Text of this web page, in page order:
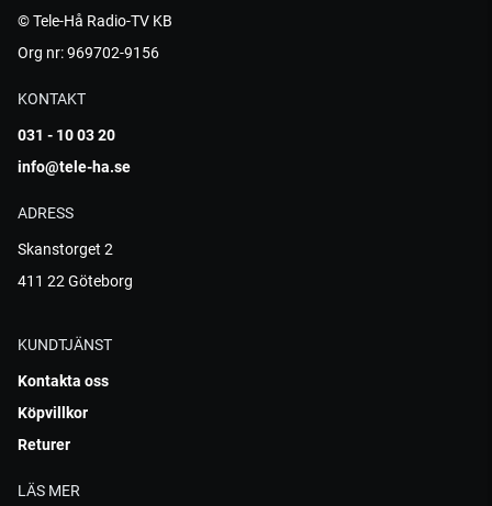
© Tele-Hå Radio-TV KB
Org nr: 969702-9156
KONTAKT
031 - 10 03 20
info@tele-ha.se
ADRESS
Skanstorget 2
411 22 Göteborg
KUNDTJÄNST
Kontakta oss
Köpvillkor
Returer
LÄS MER